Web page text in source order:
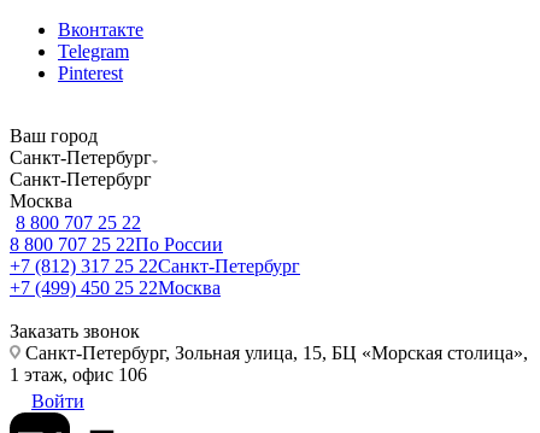
Вконтакте
Telegram
Pinterest
Ваш город
Санкт-Петербург
Санкт-Петербург
Москва
8 800 707 25 22
8 800 707 25 22По России
+7 (812) 317 25 22Санкт-Петербург
+7 (499) 450 25 22Москва
Заказать звонок
Санкт-Петербург, Зольная улица, 15, БЦ «Морская столица»,
1 этаж, офис 106
Войти